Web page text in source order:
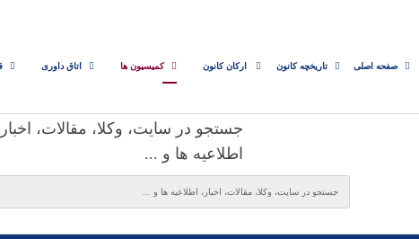
صفحه اصلی تاریخچه کانون ارکان کانون کمیسیون ها اتاق داوری
جستجو در سایت، وکلا، مقالات،
اطلاعیه ها و ...